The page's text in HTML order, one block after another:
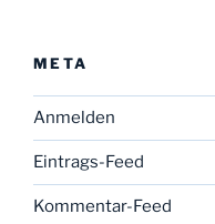
META
Anmelden
Eintrags-Feed
Kommentar-Feed